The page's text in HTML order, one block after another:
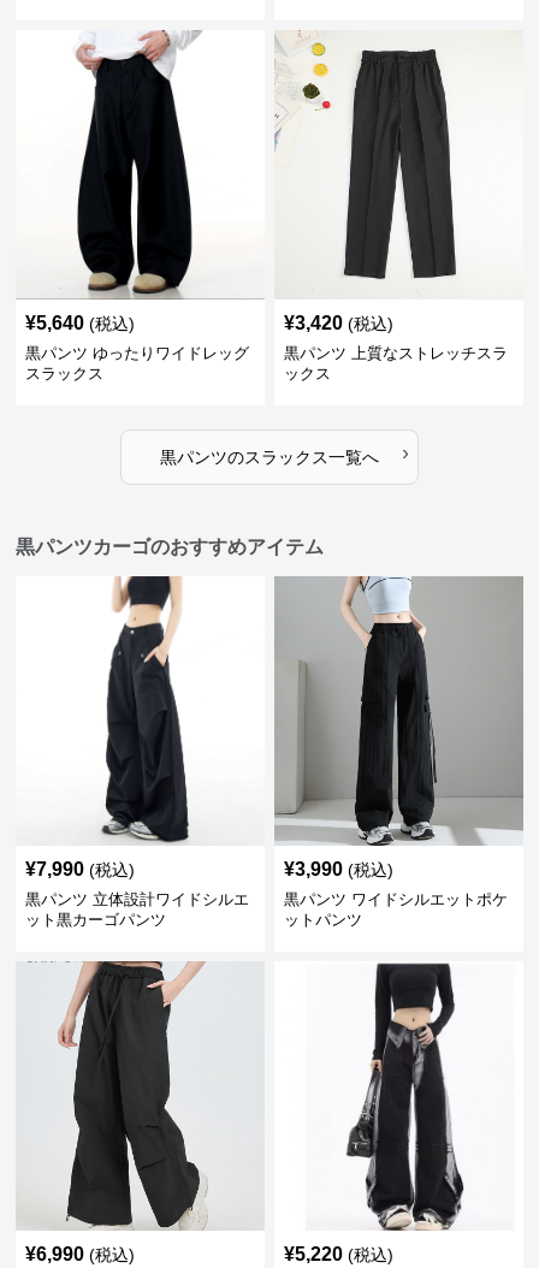
¥5,640 (税込)
黒パンツ ゆったりワイドレッグ
スラックス
¥3,420 (税込)
黒パンツ 上質なストレッチスラ
ックス
黒パンツのスラックス一覧へ ›
黒パンツカーゴのおすすめアイテム
¥7,990 (税込)
黒パンツ 立体設計ワイドシルエ
ット黒カーゴパンツ
¥3,990 (税込)
黒パンツ ワイドシルエットポケ
ットパンツ
¥6,990 (税込) ¥5,220 (税込)